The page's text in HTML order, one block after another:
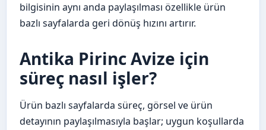
bilgisinin aynı anda paylaşılması özellikle ürün
bazlı sayfalarda geri dönüş hızını artırır.
Antika Pirinc Avize için
süreç nasıl işler?
Ürün bazlı sayfalarda süreç, görsel ve ürün
detayının paylaşılmasıyla başlar; uygun koşullarda